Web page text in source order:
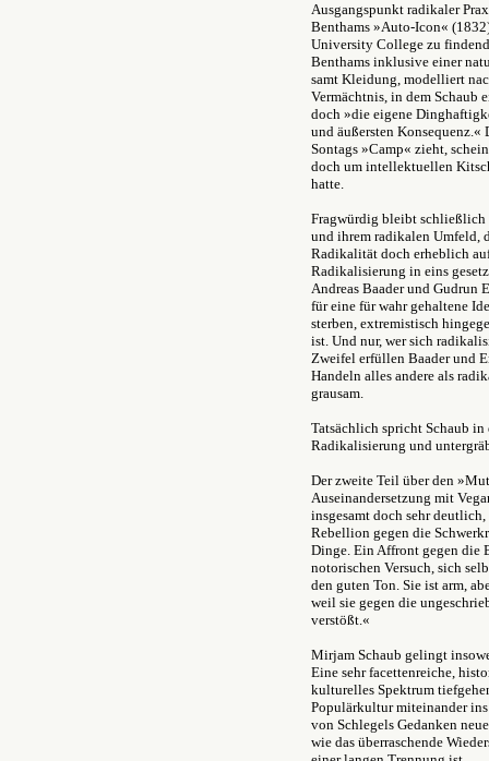
Ausgangspunkt radikaler
Benthams »Auto-Icon«
University College zu
Benthams inklusive einer
samt Kleidung, modelliert
Vermächtnis, in dem Schaub
doch »die eigene
und äußersten Konsequenz.«
Sontags »Camp« zieht,
doch um intellektuellen
hatte.
Fragwürdig bleibt schließlich
und ihrem radikalen Umfeld,
Radikalität doch erheblich
Radikalisierung in eins
Andreas Baader und Gudrun
für eine für wahr gehaltene
sterben, extremistisch
ist. Und nur, wer sich
Zweifel erfüllen Baader und
Handeln alles andere als
grausam.
Tatsächlich spricht Schaub in
Radikalisierung und
Der zweite Teil über den
Auseinandersetzung mit
insgesamt doch sehr
Rebellion gegen die
Dinge. Ein Affront gegen die
notorischen Versuch, sich
den guten Ton. Sie ist arm,
weil sie gegen die
verstößt.«
Mirjam Schaub gelingt
Eine sehr facettenreiche,
kulturelles Spektrum
Populärkultur miteinander
von Schlegels Gedanken
wie das überraschende